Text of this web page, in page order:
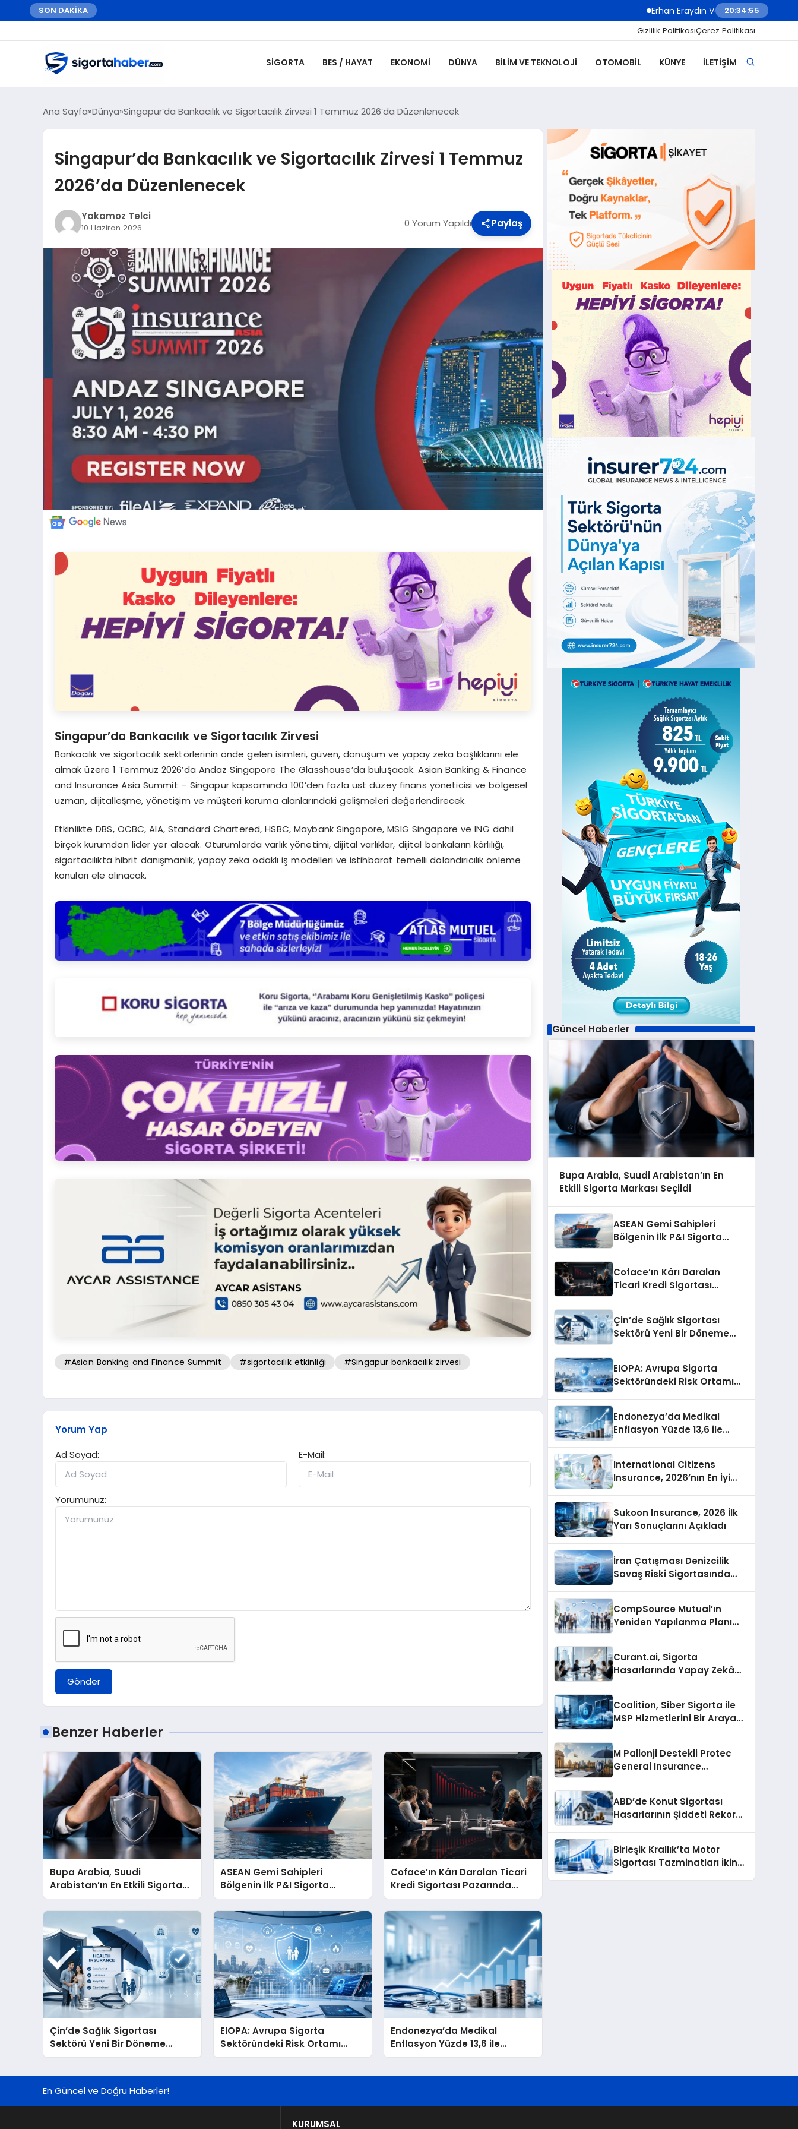
SON DAKİKA Erhan Eraydın Vodafone Türkiye’de Şebeke
20:34:57
Gizlilik PolitikasıÇerez Politikası
SIGORTA BES / HAYAT EKONOMI DÜNYA BILIM VE TEKNOLOJI OTOMOBIL KÜNYE İLETIŞIM
Ana Sayfa Dünya Singapur’da Bankacılık ve Sigortacılık Zirvesi 1 Temmuz 2026’da Düzenlenecek
Singapur’da Bankacılık ve Sigortacılık Zirvesi 1 Temmuz
2026’da Düzenlenecek
Yakamoz Telci
10 Haziran 2026 0 Yorum Yapıldı Paylaş
Singapur’da Bankacılık ve Sigortacılık Zirvesi
Bankacılık ve sigortacılık sektörlerinin önde gelen isimleri, güven, dönüşüm ve yapay zeka başlıklarını ele
almak üzere 1 Temmuz 2026’da Andaz Singapore The Glasshouse’da buluşacak. Asian Banking & Finance
and Insurance Asia Summit – Singapur kapsamında 100’den fazla üst düzey finans yöneticisi ve bölgesel
uzman, dijitalleşme, yönetişim ve müşteri koruma alanlarındaki gelişmeleri değerlendirecek.
Etkinlikte DBS, OCBC, AIA, Standard Chartered, HSBC, Maybank Singapore, MSIG Singapore ve ING dahil
birçok kurumdan lider yer alacak. Oturumlarda varlık yönetimi, dijital varlıklar, dijital bankaların kârlılığı,
sigortacılıkta hibrit danışmanlık, yapay zeka odaklı iş modelleri ve istihbarat temelli dolandırıcılık önleme
konuları ele alınacak.
#Asian Banking and Finance Summit #sigortacılık etkinliği #Singapur bankacılık zirvesi
Yorum Yap
Ad Soyad:
E-Mail:
Yorumunuz:
Gönder
Benzer Haberler
Bupa Arabia, Suudi
Arabistan’ın En Etkili Sigorta
Markası Seçildi
ASEAN Gemi Sahipleri
Bölgenin İlk P&I Sigorta
Kulübünü Kurmaya
Hazırlanıyor
Coface’ın Kârı Daralan Ticari
Kredi Sigortası Pazarında
Yüzde 13,7 Geriledi
Çin’de Sağlık Sigortası
Sektörü Yeni Bir Döneme
Giriyor
EIOPA: Avrupa Sigorta
Sektöründeki Risk Ortamı
Genel Olarak İstikrarlı
Endonezya’da Medikal
Enflasyon Yüzde 13,6 ile
Asya’nın En Yüksek Seviyesine
Güncel Haberler
Bupa Arabia, Suudi Arabistan’ın En
Etkili Sigorta Markası Seçildi
ASEAN Gemi Sahipleri
Bölgenin İlk P&I Sigorta
Coface’ın Kârı Daralan
Ticari Kredi Sigortası
Çin’de Sağlık Sigortası
Sektörü Yeni Bir Döneme
EIOPA: Avrupa Sigorta
Sektöründeki Risk Ortamı
Endonezya’da Medikal
Enflasyon Yüzde 13,6 ile
International Citizens
Insurance, 2026’nın En İyi
Sukoon Insurance, 2026 İlk
Yarı Sonuçlarını Açıkladı
İran Çatışması Denizcilik
Savaş Riski Sigortasında
CompSource Mutual’ın
Yeniden Yapılanma Planı
Curant.ai, Sigorta
Hasarlarında Yapay Zekâ
Aldı
Coalition, Siber Sigorta ile
MSP Hizmetlerini Bir Araya
M Pallonji Destekli Protec
General Insurance
ABD’de Konut Sigortası
Hasarlarının Şiddeti Rekor
Birleşik Krallık’ta Motor
Sigortası Tazminatları İkinci
En Güncel ve Doğru Haberler!
KURUMSAL